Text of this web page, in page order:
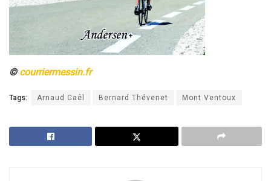
© courriermessin.fr
Tags: Arnaud Caêl Bernard Thévenet Mont Ventoux